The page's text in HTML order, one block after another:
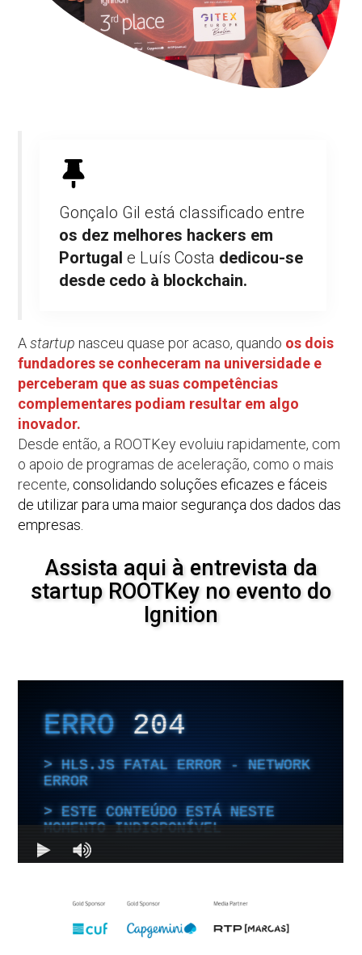
Gonçalo Gil está classificado entre
os dez melhores hackers em
Portugale Luís Costa dedicou-se
desde cedo à blockchain.
Astartup nasceu quase por acaso, quando os dois
fundadores se conheceram na universidade e
perceberam que as suas competências
complementares podiam resultar em algo
inovador.
Desde então, a ROOTKey evoluiu rapidamente, com
o apoio de programas de aceleração, como o mais
recente, consolidando soluções eficazes e fáceis
de utilizar para uma maior segurança dos dados das
empresas.
Assista aqui à entrevista da
startup ROOTKey no evento do
Ignition